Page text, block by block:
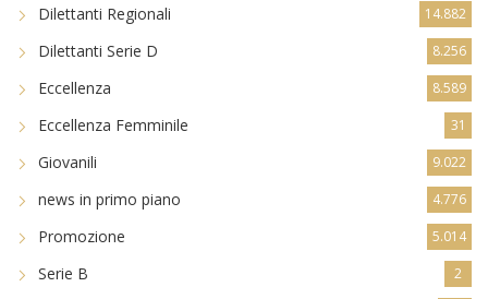
Dilettanti Regionali 14.882
Dilettanti Serie D 8.256
Eccellenza 8.589
Eccellenza Femminile 31
Giovanili 9.022
news in primo piano 4.776
Promozione 5.014
Serie B 2